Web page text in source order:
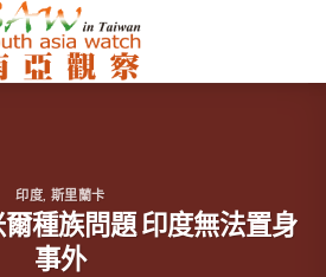
印度 斯里蘭卡
種族問題 印度無法置身
事外